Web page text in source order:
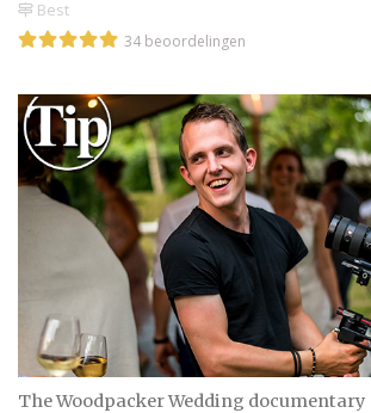
Best
34 beoordelingen
The Woodpacker Wedding documentary